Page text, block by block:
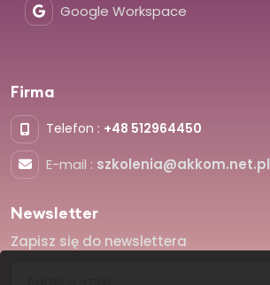
Google Workspace
Firma
Telefon : +48 512964450
E-mail : szkolenia@akkom.net.pl
Newsletter
Zapisz się do newslettera